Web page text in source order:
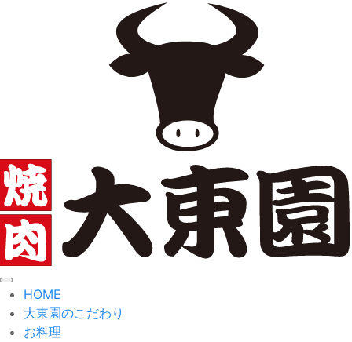
toggle
navigation
HOME
大東園のこだわり
お料理